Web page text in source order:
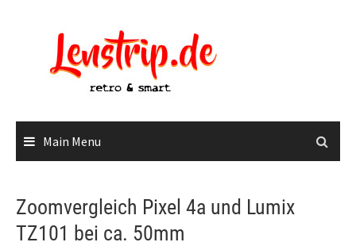
Main Menu
Zoomvergleich Pixel 4a und Lumix
TZ101 bei ca. 50mm